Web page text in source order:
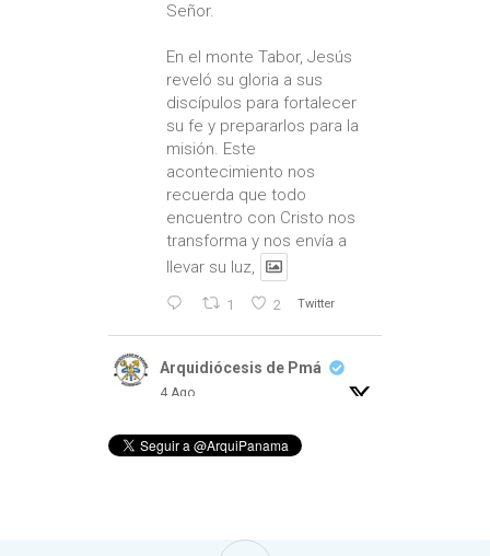
Señor.
En el monte Tabor, Jesús
reveló su gloria a sus
discípulos para fortalecer
su fe y prepararlos para la
misión. Este
acontecimiento nos
recuerda que todo
encuentro con Cristo nos
transforma y nos envía a
llevar su luz,
1 2 Twitter
Arquidiócesis de Pmá
4 Ago
Hoy celebramos a quienes
han respondido con un